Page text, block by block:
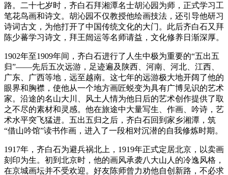
路。二十七岁时，齐白石拜湘潭名士胡沁园为师，正式学习工
笔花鸟画和诗文。胡沁园不仅教授他绘画技法，还引导他研习
诗词古文，为他打开了中国传统文化的大门。此后齐白石又拜
陈少蕃学习诗文，拜王闿运等名师请益，文化修养日渐深厚。
1902年至1909年间，齐白石进行了人生中极为重要的“五出五
归”——先后五次远游，足迹遍及陕西、河南、河北、江西、
广东、广西等地，远至越南。这七年的远游极大地开阔了他的
眼界和胸襟，使他从一个地方画匠蜕变为具有广博见识的艺术
家。沿途的名山大川、风土人情为他日后的艺术创作提供了取
之不尽的素材和灵感。他在旅途中大量写生、作画、吟诗，艺
术水平突飞猛进。五出五归之后，齐白石回到家乡湘潭，筑
“借山吟馆”读书作画，进入了一段相对沉潜的自我修炼时期。
1917年，齐白石为避兵祸北上，1919年正式定居北京，以卖画
刻印为生。初到北京时，他的画风承袭八大山人的冷逸风格，
在京城画坛并不受欢迎。好友陈师曾力劝他自创新路，不必求